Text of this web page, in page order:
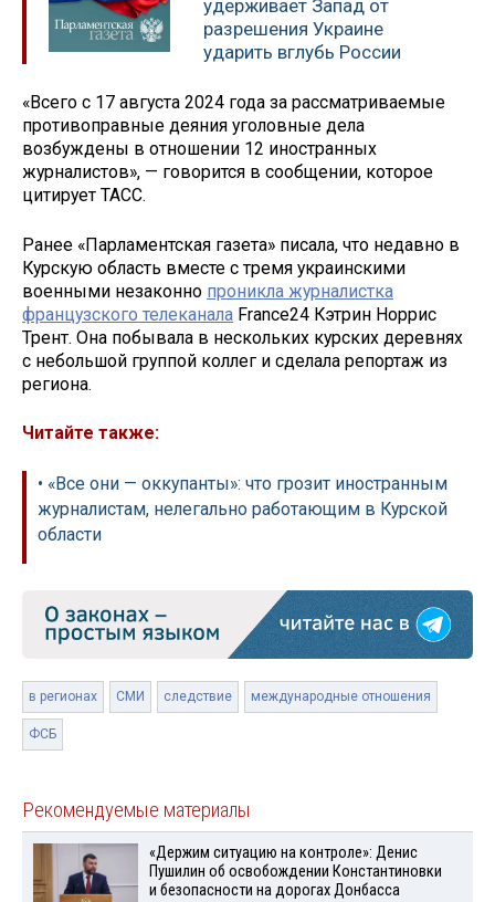
удерживает Запад от
разрешения Украине
ударить вглубь России
«Всего с 17 августа 2024 года за рассматриваемые
противоправные деяния уголовные дела
возбуждены в отношении 12 иностранных
журналистов», — говорится в сообщении, которое
цитирует ТАСС.
Ранее «Парламентская газета» писала, что недавно в
Курскую область вместе с тремя украинскими
военными незаконно проникла журналистка
французского телеканала France24 Кэтрин Норрис
Трент. Она побывала в нескольких курских деревнях
с небольшой группой коллег и сделала репортаж из
региона.
Читайте также:
• «Все они — оккупанты»: что грозит иностранным
журналистам, нелегально работающим в Курской
области
в регионах СМИ следствие международные отношения
ФСБ
Рекомендуемые материалы
«Держим ситуацию на контроле»: Денис
Пушилин об освобождении Константиновки
и безопасности на дорогах Донбасса